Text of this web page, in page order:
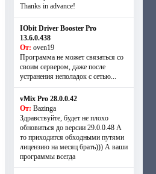
Thanks in advance!
IObit Driver Booster Pro
13.6.0.438
От: oven19
Программа не может связаться со
своим сервером, даже после
устранения неполадок с сетью...
vMix Pro 28.0.0.42
От: Bazinga
Здравствуйте, будет не плохо
обновиться до версии 29.0.0.48 А
то приходится обходными путями
лицензию на месяц брать))) А ваши
программы всегда